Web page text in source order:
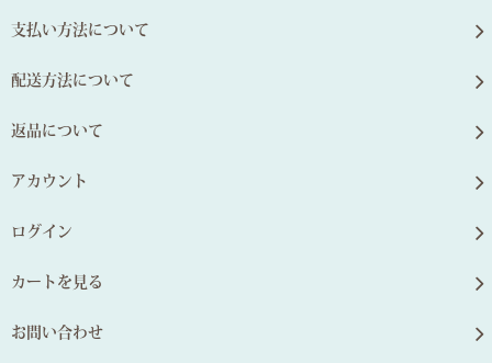
支払い方法について
配送方法について
返品について
アカウント
ログイン
カートを見る
お問い合わせ